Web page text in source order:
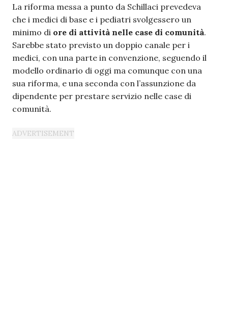
La riforma messa a punto da Schillaci prevedeva
che i medici di base e i pediatri svolgessero un
minimo di ore di attività nelle case di comunità.
Sarebbe stato previsto un doppio canale per i
medici, con una parte in convenzione, seguendo il
modello ordinario di oggi ma comunque con una
sua riforma, e una seconda con l’assunzione da
dipendente per prestare servizio nelle case di
comunità.